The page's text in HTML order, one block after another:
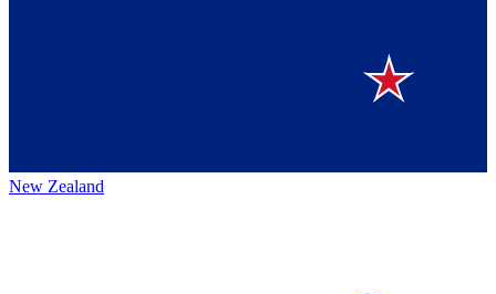
New Zealand